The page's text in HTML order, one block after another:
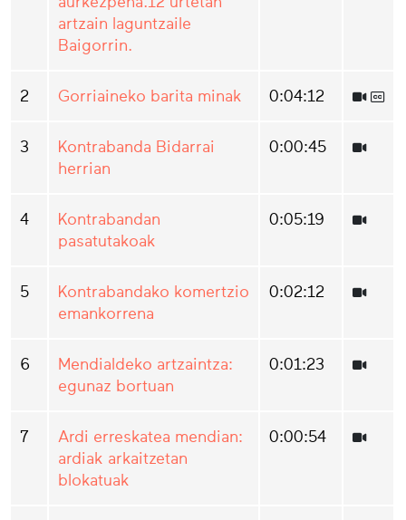
artzain laguntzaile
Baigorrin.
2 Gorriaineko barita minak 0:04:12
3
Kontrabanda Bidarrai
herrian
0:00:45
4
Kontrabandan
pasatutakoak
0:05:19
5
Kontrabandako komertzio
emankorrena
0:02:12
6
Mendialdeko artzaintza:
egunaz bortuan
0:01:23
7
Ardi erreskatea mendian:
ardiak arkaitzetan
blokatuak
0:00:54